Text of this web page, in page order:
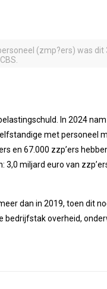
(zmp?ers) was dit
In 2024
met personeel
en 67.000 zzp’ers
miljard euro van
dan in 2019, toen dit
bedrijfstak overheid,